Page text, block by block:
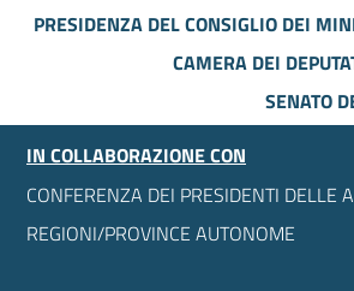
PRESIDENZA DEL CONSIGLIO DEI
CAMERA DEI
SENATO
IN COLLABORAZIONE CON
CONFERENZA DEI PRESIDENTI DELLE
REGIONI/PROVINCE AUTONOME